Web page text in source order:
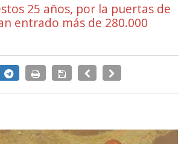
25 años, por la puertas de
entrado más de 280.000